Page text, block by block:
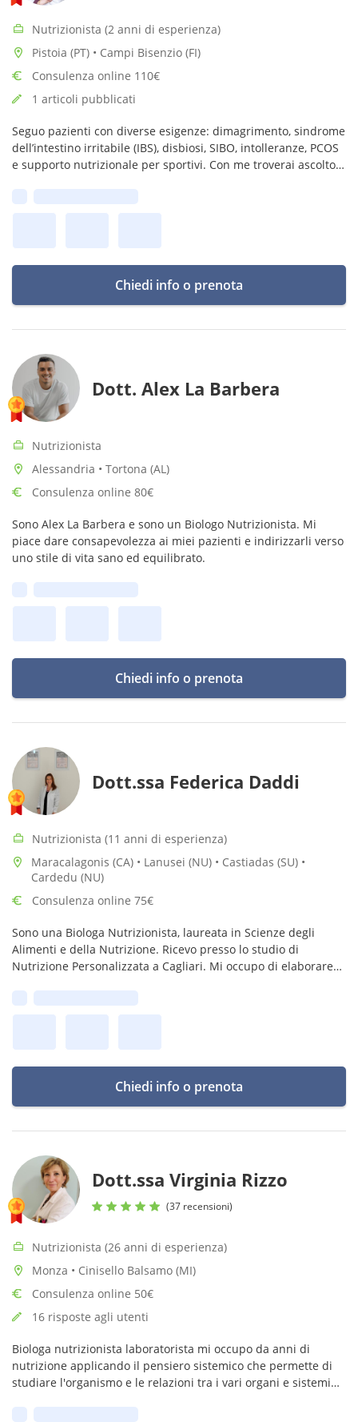
Nutrizionista (2 anni di esperienza)
Pistoia (PT) • Campi Bisenzio (FI)
Consulenza online 110€
1 articoli pubblicati
Seguo pazienti con diverse esigenze: dimagrimento, sindrome
dell’intestino irritabile (IBS), disbiosi, SIBO, intolleranze, PCOS
e supporto nutrizionale per sportivi. Con me troverai ascolto e
Chiedi info o prenota
Dott. Alex La Barbera
Nutrizionista
Alessandria • Tortona (AL)
Consulenza online 80€
Sono Alex La Barbera e sono un Biologo Nutrizionista. Mi
piace dare consapevolezza ai miei pazienti e indirizzarli verso
uno stile di vita sano ed equilibrato.
Chiedi info o prenota
Dott.ssa Federica Daddi
Nutrizionista (11 anni di esperienza)
Maracalagonis (CA) • Lanusei (NU) • Castiadas (SU) •
Cardedu (NU)
Consulenza online 75€
Sono una Biologa Nutrizionista, laureata in Scienze degli
Alimenti e della Nutrizione. Ricevo presso lo studio di
Nutrizione Personalizzata a Cagliari. Mi occupo di elaborare
Chiedi info o prenota
Dott.ssa Virginia Rizzo
(37 recensioni)
Nutrizionista (26 anni di esperienza)
Monza • Cinisello Balsamo (MI)
Consulenza online 50€
16 risposte agli utenti
Biologa nutrizionista laboratorista mi occupo da anni di
nutrizione applicando il pensiero sistemico che permette di
studiare l'organismo e le relazioni tra i vari organi e sistemi